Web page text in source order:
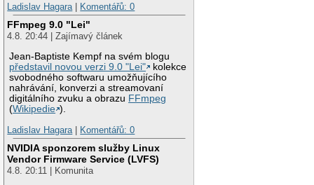
Ladislav Hagara
Komentářů: 0
FFmpeg 9.0 "Lei"
4.8. 20:44 | Zajímavý článek
Jean-Baptiste Kempf na svém blogu
představil novou verzi 9.0 "Lei"
kolekce
svobodného softwaru umožňujícího
nahrávání, konverzi a streamovaní
digitálního zvuku a obrazu FFmpeg
(Wikipedie ).
Ladislav Hagara
Komentářů: 0
NVIDIA sponzorem služby Linux
Vendor Firmware Service (LVFS)
4.8. 20:11 | Komunita